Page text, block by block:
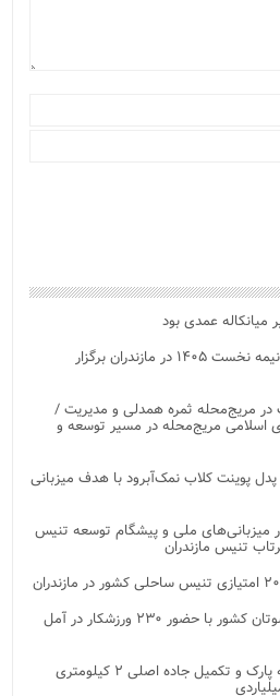
رویدادهای شاخص هنری در نیمه نخست ۱۴۰۵ در مازندران برگزار
در مریج‌محله ثمره همدلی و مدیریت /
اسلامی مریج‌محله در مسیر توسعه و
پوینت کلاب نمک‌آبرود با هدف میزبانی
میزبانی‌های ملی و پیشگام توسعه تنیس
تنیس مازندران
رقابت‌های کشتی آزاد پیشکسوتان کشور با حضور ۲۳۰ ورزشکار در آمل
پایان پروژه نیمه‌تمام ۱۵ ساله پارک و تکمیل جاده اصلی ۲ کیلومتری